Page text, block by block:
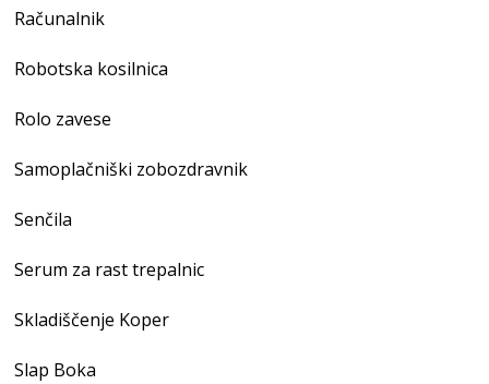
Računalnik
Robotska kosilnica
Rolo zavese
Samoplačniški zobozdravnik
Senčila
Serum za rast trepalnic
Skladiščenje Koper
Slap Boka